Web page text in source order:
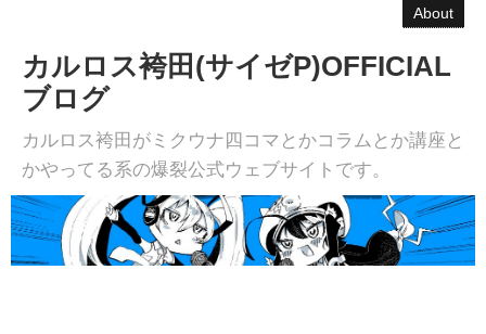
About
カルロス袴田(サイゼP)OFFICIAL
ブログ
カルロス袴田がミクウナ四コマとかコラムとか講座と
かやってる系の爆裂公式ウェブサイトです。